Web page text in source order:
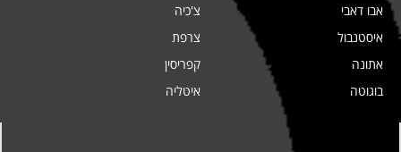
אבו דאבי
איסטנבול
אתונה
בוגוטה
צ'כיה
צרפת
קפריסין
איטליה